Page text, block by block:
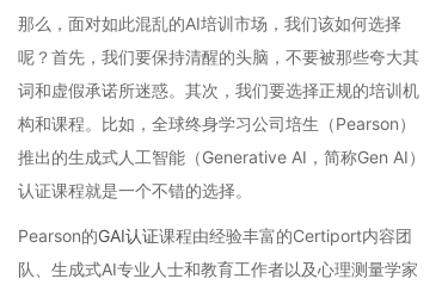
那么，面对如此混乱的AI培训市场，我们该如何选择
呢？首先，我们要保持清醒的头脑，不要被那些夸大其
词和虚假承诺所迷惑。其次，我们要选择正规的培训机
构和课程。比如，全球终身学习公司培生（Pearson）
推出的生成式人工智能（Generative AI，简称Gen AI）
认证课程就是一个不错的选择。
Pearson的GAI认证课程由经验丰富的Certiport内容团
队、生成式AI专业人士和教育工作者以及心理测量学家